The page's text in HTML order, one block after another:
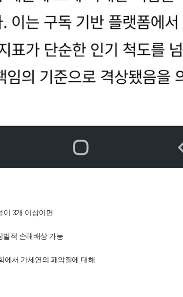
이 3개 이상이면
벌적 손해배상 가능
에서 가세연의 패악질에 대해